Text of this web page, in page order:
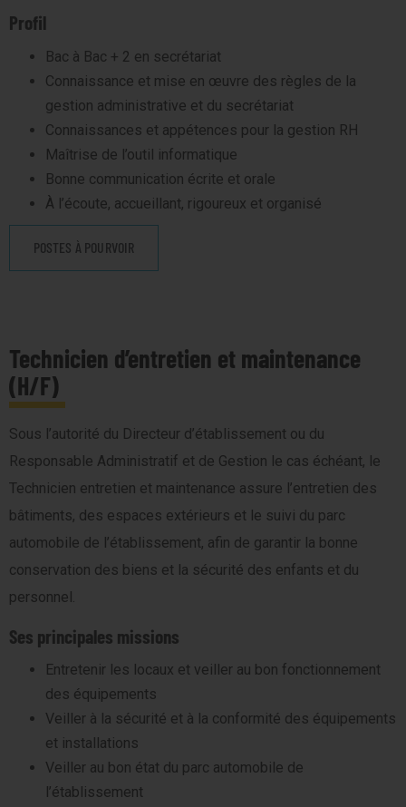
Profil
Bac à Bac + 2 en secrétariat
Connaissance et mise en œuvre des règles de la
gestion administrative et du secrétariat
Connaissances et appétences pour la gestion RH
Maîtrise de l’outil informatique
Bonne communication écrite et orale
À l’écoute, accueillant, rigoureux et organisé
POSTES À POURVOIR
Technicien d’entretien et maintenance
(H/F)
Sous l’autorité du Directeur d’établissement ou du
Responsable Administratif et de Gestion le cas échéant, le
Technicien entretien et maintenance assure l’entretien des
bâtiments, des espaces extérieurs et le suivi du parc
automobile de l’établissement, afin de garantir la bonne
conservation des biens et la sécurité des enfants et du
personnel.
Ses principales missions
Entretenir les locaux et veiller au bon fonctionnement
des équipements
Veiller à la sécurité et à la conformité des équipements
et installations
Veiller au bon état du parc automobile de
l’établissement